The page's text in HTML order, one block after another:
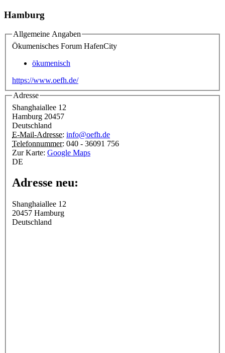
Hamburg
Allgemeine Angaben
Ökumenisches Forum HafenCity
ökumenisch
https://www.oefh.de/
Adresse
Shanghaiallee 12
Hamburg 20457
Deutschland
E-Mail-Adresse: info@oefh.de
Telefonnummer: 040 - 36091 756
Zur Karte: Google Maps
DE
Adresse neu:
Shanghaiallee 12
20457 Hamburg
Deutschland